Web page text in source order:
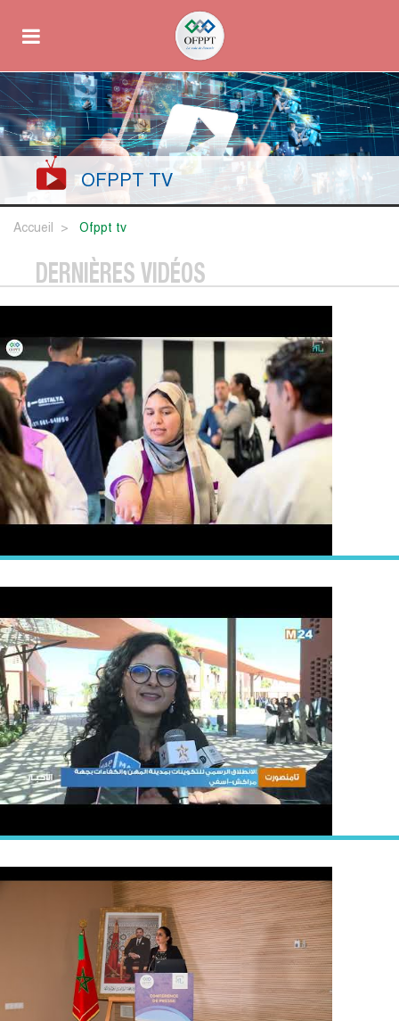
OFPPT TV
Accueil ofppt tv
DERNIÈRES VIDÉOS